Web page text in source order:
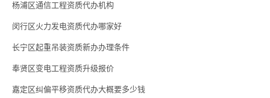
杨浦区通信工程资质代办机构
闵行区火力发电资质代办哪家好
长宁区起重吊装资质新办办理条件
奉贤区变电工程资质升级报价
嘉定区纠偏平移资质代办大概要多少钱